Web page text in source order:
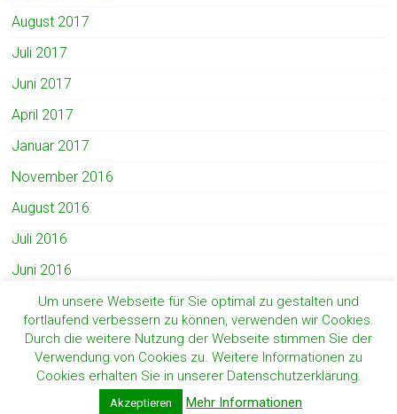
August 2017
Juli 2017
Juni 2017
April 2017
Januar 2017
November 2016
August 2016
Juli 2016
Juni 2016
Mai 2016
Copyright © 2026 Schützenverein Lengerich-Dorf e.V.
. Alle Rechte vorbehalten.
Acceleratevon ThemeGrill. Präsentiert von
Impressum & Datenschutzerklärung
Um unsere Webseite für Sie optimal zu gestalten und
fortlaufend verbessern zu können, verwenden wir Cookies.
Durch die weitere Nutzung der Webseite stimmen Sie der
Verwendung von Cookies zu. Weitere Informationen zu
Cookies erhalten Sie in unserer Datenschutzerklärung.
Akzeptieren Mehr Informationen